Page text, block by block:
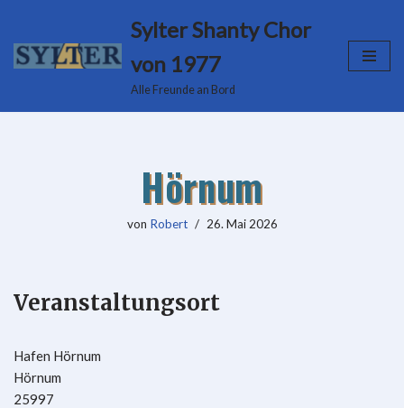
Zum
Inhalt
Sylter Shanty Chor
von 1977
Alle Freunde an Bord
Hörnum
von Robert 26. Mai 2026
Veranstaltungsort
Hafen Hörnum
Hörnum
25997